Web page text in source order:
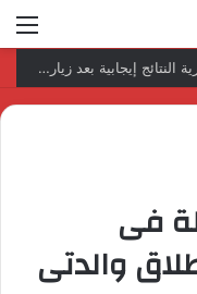
رئيس المكتب التنفيذي للمجلس العربي للاختصاصات الصحية يبحث مع الأمين العام لجامعة الدول العربية تعزيز التعاون لتطوير النظم الصحية العربية
فى
والدتى